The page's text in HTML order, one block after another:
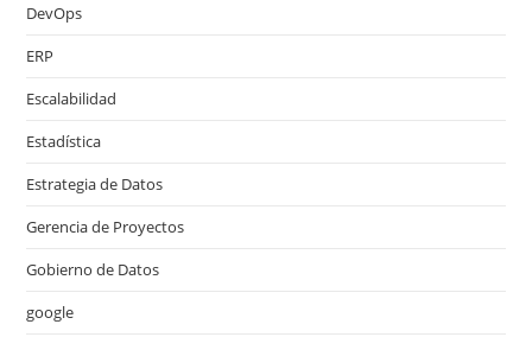
DevOps
ERP
Escalabilidad
Estadística
Estrategia de Datos
Gerencia de Proyectos
Gobierno de Datos
google